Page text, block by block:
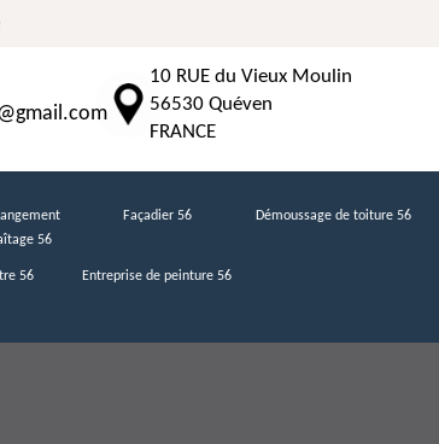
10 RUE du Vieux Moulin
56530 Quéven
FRANCE
56
Façadier 56 Démoussage de toiture 56
56 Entreprise de peinture 56